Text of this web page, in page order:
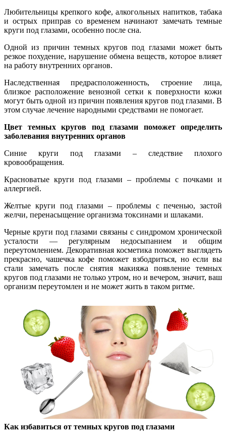
Любительницы крепкого кофе, алкогольных напитков, табака
и острых приправ со временем начинают замечать темные
круги под глазами, особенно после сна.
Одной из причин темных кругов под глазами может быть
резкое похудение, нарушение обмена веществ, которое влияет
на работу внутренних органов.
Наследственная предрасположенность, строение лица,
близкое расположение венозной сетки к поверхности кожи
могут быть одной из причин появления кругов под глазами. В
этом случае лечение народными средствами не помогает.
Цвет темных кругов под глазами поможет определить
заболевания внутренних органов
Синие круги под глазами – следствие плохого
кровообращения.
Красноватые круги под глазами – проблемы с почками и
аллергией.
Желтые круги под глазами – проблемы с печенью, застой
желчи, перенасыщение организма токсинами и шлаками.
Черные круги под глазами связаны с синдромом хронической
усталости — регулярным недосыпанием и общим
переутомлением. Декоративная косметика поможет выглядеть
прекрасно, чашечка кофе поможет взбодриться, но если вы
стали замечать после снятия макияжа появление темных
кругов под глазами не только утром, но и вечером, значит, ваш
организм переутомлен и не может жить в таком ритме.
Как избавиться от темных кругов под глазами